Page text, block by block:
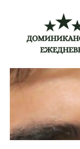
содержимому